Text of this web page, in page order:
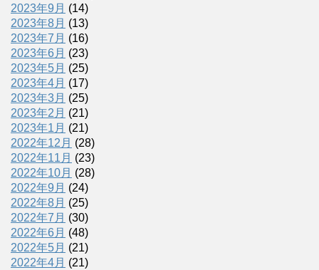
2023年9月 (14)
2023年8月 (13)
2023年7月 (16)
2023年6月 (23)
2023年5月 (25)
2023年4月 (17)
2023年3月 (25)
2023年2月 (21)
2023年1月 (21)
2022年12月 (28)
2022年11月 (23)
2022年10月 (28)
2022年9月 (24)
2022年8月 (25)
2022年7月 (30)
2022年6月 (48)
2022年5月 (21)
2022年4月 (21)